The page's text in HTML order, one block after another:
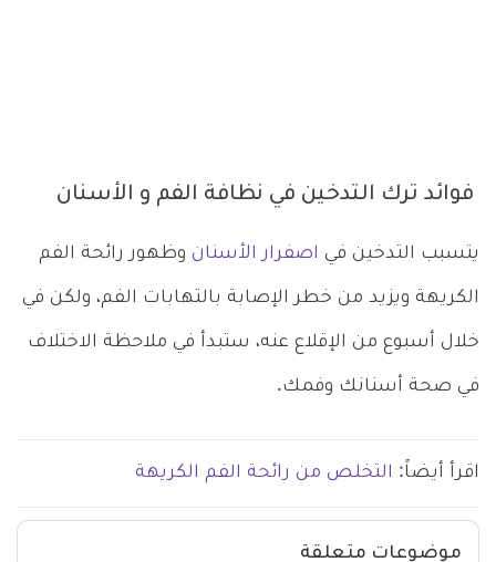
فوائد ترك التدخين في نظافة الفم و الأسنان
يتسبب التدخين في اصفرار الأسنان وظهور رائحة الفم
الكريهة ويزيد من خطر الإصابة بالتهابات الفم، ولكن في
خلال أسبوع من الإقلاع عنه، ستبدأ في ملاحظة الاختلاف
في صحة أسنانك وفمك.
اقرأ أيضاً: التخلص من رائحة الفم الكريهة
موضوعات متعلقة